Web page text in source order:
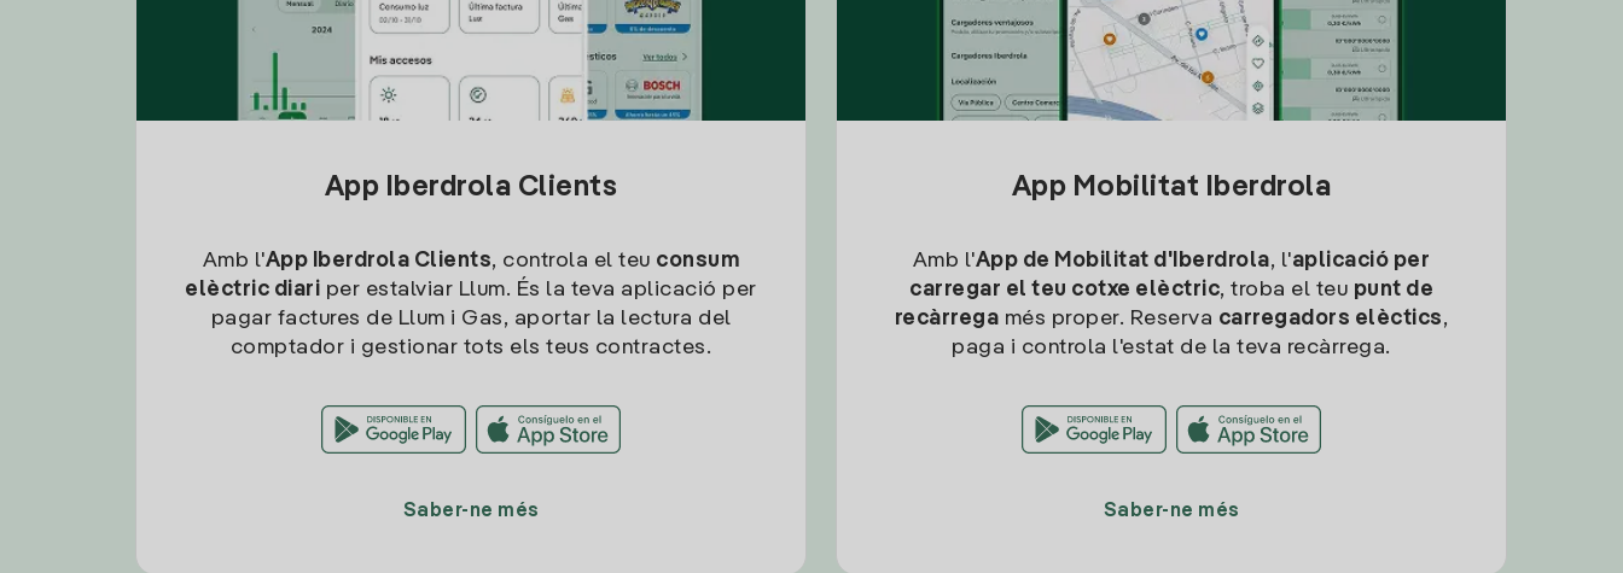
App Iberdrola Clients
Amb l'App Iberdrola Clients, controla el teu consum
elèctric diari per estalviar Llum. És la teva aplicació per
pagar factures de Llum i Gas, aportar la lectura del
comptador i gestionar tots els teus contractes.
Saber-ne més
App Mobilitat Iberdrola
Amb l'App de Mobilitat d'Iberdrola, l'aplicació per
carregar el teu cotxe elèctric, troba el teu punt de
recàrrega més proper. Reserva carregadors elèctics,
paga i controla l'estat de la teva recàrrega.
Saber-ne més